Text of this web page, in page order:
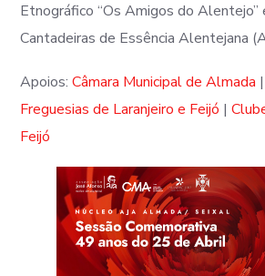
Etnográfico “Os Amigos do Alentejo”
Cantadeiras de Essência Alentejana
Apoios:Câmara Municipal de Almada
Freguesias de Laranjeiro e Feijó |
Feijó